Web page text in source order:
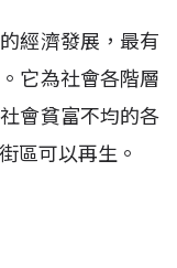
經濟發展，最有
。它為社會各階層
會貧富不均的各
區可以再生。